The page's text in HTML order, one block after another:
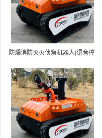
防爆消防灭火侦察机器人(语音控
火焰）中型RXR-MC80BD（第8
代）